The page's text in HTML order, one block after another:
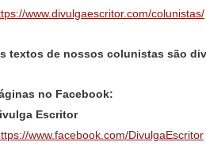
www.divulgaescritor.com/colunistas/
textos de nossos colunistas são
no Facebook:
Escritor
www.facebook.com/DivulgaEscritor